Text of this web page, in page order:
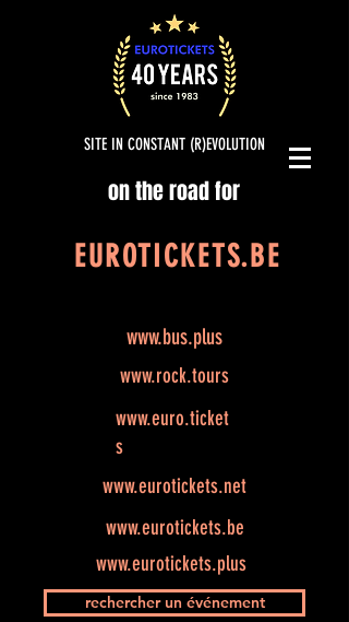
SITE IN CONSTANT (R)EVOLUTION
on the road for
EUROTICKETS.BE
www.bus.plus
www.rock.tours
www.euro.ticket
s
www.eurotickets.net
www.eurotickets.be
www.eurotickets.plus
rechercher un événement